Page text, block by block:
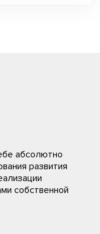
абсолютно
развития
собственной